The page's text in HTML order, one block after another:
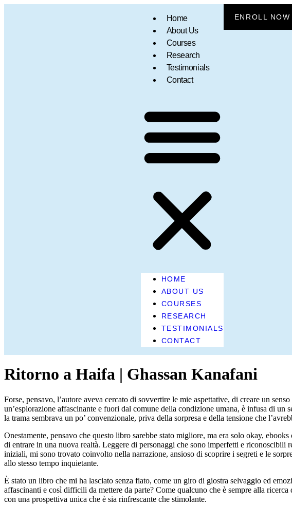
Home
About Us
Courses
Research
Testimonials
Contact
HOME
ABOUT US
COURSES
RESEARCH
TESTIMONIALS
CONTACT
ENROLL NOW
Research & Insights
Ritorno a Haifa | Ghassan Kanafani
Forse, pensavo, l’autore aveva cercato di sovvertire le mie aspettative, di creare un
un’esplorazione affascinante e fuori dal comune della condizione umana, è infusa di
la trama sembrava un po’ convenzionale, priva della sorpresa e della tensione che
Onestamente, pensavo che questo libro sarebbe stato migliore, ma era solo okay,
di entrare in una nuova realtà. Leggere di personaggi che sono imperfetti e
iniziali, mi sono trovato coinvolto nella narrazione, ansioso di scoprire i segreti e le
allo stesso tempo inquietante.
È stato un libro che mi ha lasciato senza fiato, come un giro di giostra selvaggio ed
affascinanti e così difficili da mettere da parte? Come qualcuno che è sempre alla
con una prospettiva unica che è sia rinfrescante che stimolante.